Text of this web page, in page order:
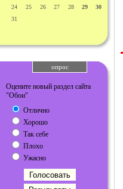
24
25 26 27 28 29
30
31
опрос
Оцените новый раздел сайта
"Обои"
Отлично
Хорошо
Так себе
Плохо
Ужасно